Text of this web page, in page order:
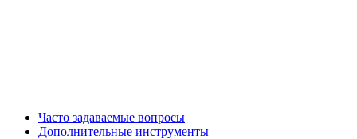
Часто задаваемые вопросы
Дополнительные инструменты